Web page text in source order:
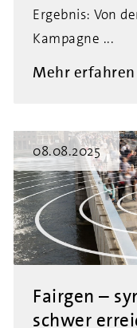
Ergebnis: Von
Kampagne ...
Mehr erfahren
08.08.2025
Fairgen –
schwer